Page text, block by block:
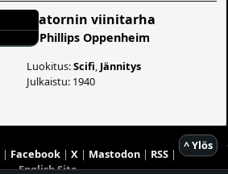
Matornin viinitarha
E. Phillips Oppenheim
Luokitus:Scifi Jännitys
Julkaistu: 1940
^ Ylös
| Facebook| X | Mastodon| RSS|
English Site